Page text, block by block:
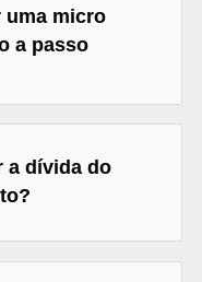
uma micro
a passo
a dívida do